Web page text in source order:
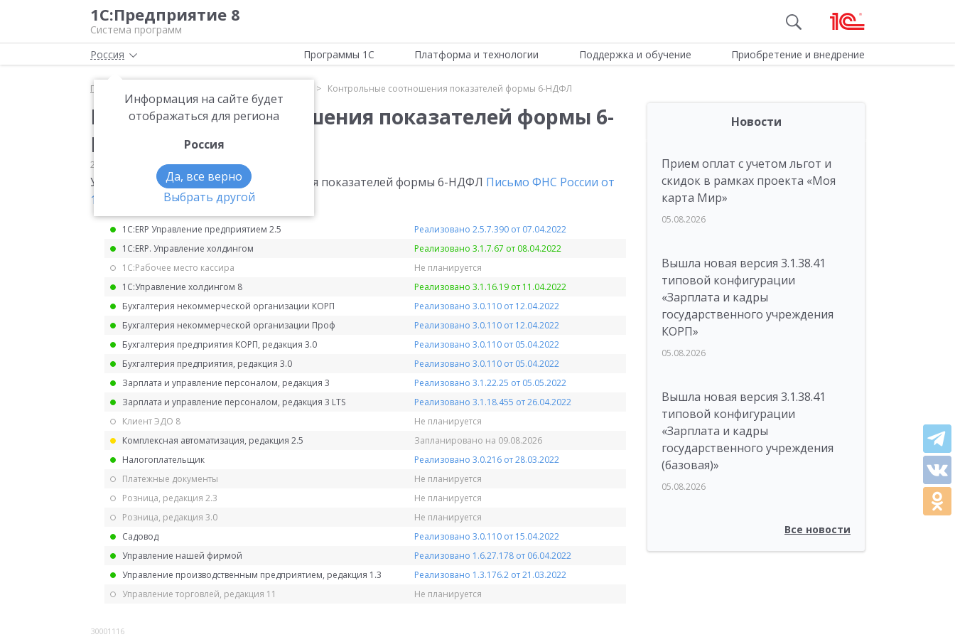
1С:Предприятие 8
Система программ
Россия
Информация на сайте будет
отображаться для региона
Россия
Да, все верно
Выбрать другой
Программы 1С Платформа и технологии Поддержка и обучение Приобретение и внедрение
Главная Контрольные соотношения показателей формы 6-НДФЛ
Контрольные соотношения показателей формы 6-
НДФЛ
28.02.2022 НДФЛ
Уточненные контрольные соотношения показателей формы 6-НДФЛ Письмо ФНС России от
18.02.2022 № БС-4-11/1981@.
1С:ERP Управление предприятием 2.5
Реализовано 2.5.7.390 от 07.04.2022
1С:ERP. Управление холдингом
Реализовано 3.1.7.67 от 08.04.2022
1С:Рабочее место кассира
Не планируется
1С:Управление холдингом 8
Реализовано 3.1.16.19 от 11.04.2022
Бухгалтерия некоммерческой организации КОРП
Реализовано 3.0.110 от 12.04.2022
Бухгалтерия некоммерческой организации Проф
Реализовано 3.0.110 от 12.04.2022
Бухгалтерия предприятия КОРП, редакция 3.0
Реализовано 3.0.110 от 05.04.2022
Бухгалтерия предприятия, редакция 3.0
Реализовано 3.0.110 от 05.04.2022
Зарплата и управление персоналом, редакция 3
Реализовано 3.1.22.25 от 05.05.2022
Зарплата и управление персоналом, редакция 3 LTS
Реализовано 3.1.18.455 от 26.04.2022
Клиент ЭДО 8
Не планируется
Комплексная автоматизация, редакция 2.5
Запланировано на 09.08.2026
Налогоплательщик
Реализовано 3.0.216 от 28.03.2022
Платежные документы
Не планируется
Розница, редакция 2.3
Не планируется
Розница, редакция 3.0
Не планируется
Садовод
Реализовано 3.0.110 от 15.04.2022
Управление нашей фирмой
Реализовано 1.6.27.178 от 06.04.2022
Управление производственным предприятием, редакция 1.3
Реализовано 1.3.176.2 от 21.03.2022
Управление торговлей, редакция 11
Не планируется
30001116
Новости
Прием оплат с учетом льгот и
скидок в рамках проекта «Моя
карта Мир»
05.08.2026
Вышла новая версия 3.1.38.41
типовой конфигурации
«Зарплата и кадры
государственного учреждения
КОРП»
05.08.2026
Вышла новая версия 3.1.38.41
типовой конфигурации
«Зарплата и кадры
государственного учреждения
(базовая)»
05.08.2026
Все новости